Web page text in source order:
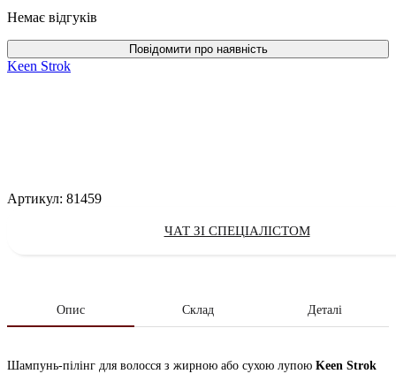
Немає відгуків
Keen Strok
Артикул: 81459
ЧАТ ЗІ СПЕЦІАЛІСТОМ
Опис Склад Деталі
Шампунь-пілінг для волосся з жирною або сухою лупою Keen Strok